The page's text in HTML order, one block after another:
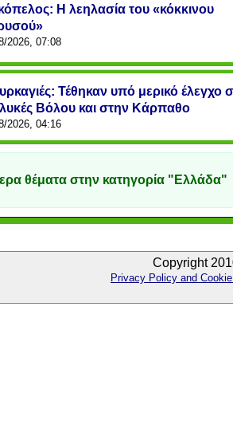
Η λεηλασία του «κόκκινου
2026, 07:08
Τέθηκαν υπό μερικό έλεγχο
Βόλου και στην Κάρπαθο
2026, 04:16
θέματα στην κατηγορία "Ελλάδα"
Copyright
Privacy Policy and